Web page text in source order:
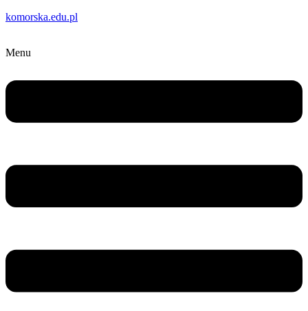
komorska.edu.pl
Menu